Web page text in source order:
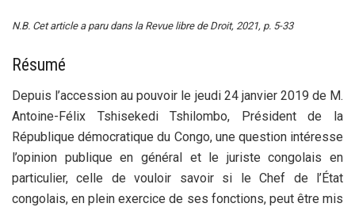
N.B. Cet article a paru dans la Revue libre de Droit, 2021, p. 5-33
Résumé
Depuis l’accession au pouvoir le jeudi 24 janvier 2019 de M.
Antoine-Félix Tshisekedi Tshilombo, Président de la
République démocratique du Congo, une question intéresse
l’opinion publique en général et le juriste congolais en
particulier, celle de vouloir savoir si le Chef de l’État
congolais, en plein exercice de ses fonctions, peut être mis